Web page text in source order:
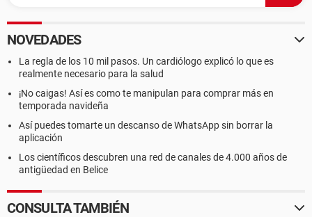
NOVEDADES
La regla de los 10 mil pasos. Un cardiólogo explicó lo que es
realmente necesario para la salud
¡No caigas! Así es como te manipulan para comprar más en
temporada navideña
Así puedes tomarte un descanso de WhatsApp sin borrar la
aplicación
Los científicos descubren una red de canales de 4.000 años de
antigüedad en Belice
CONSULTA TAMBIÉN